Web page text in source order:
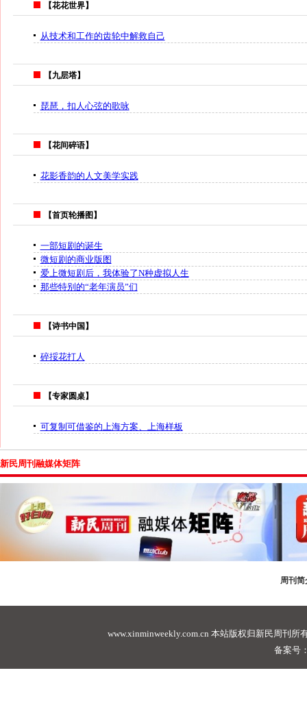
【花花世界】
从技术和工作的齿轮中解救自己
【九层塔】
琵琶，扣人心弦的歌咏
【花间碎语】
花影香韵的人文美学实践
【首页轮播图】
一部短剧的诞生
微短剧的商业版图
爱上微短剧后，我体验了N种虚拟人生
那些特别的“老年演员”们
【诗书中国】
碎挼花打人
【专家圆桌】
可复制可借鉴的上海方案、上海样板
新民周刊融媒体矩阵
周刊简
www.xinminweekly.com.cn 本站版权归新民周刊所
备案号